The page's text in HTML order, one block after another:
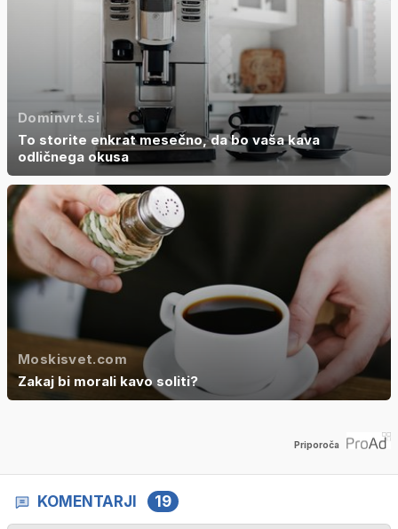
Dominvrt.si
To storite enkrat mesečno, da bo vaša kava
odličnega okusa
Moskisvet.com
Zakaj bi morali kavo soliti?
Priporoča
KOMENTARJI 19